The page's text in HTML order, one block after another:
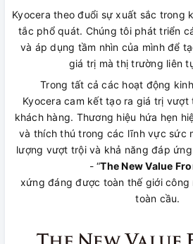
Kyocera theo đuổi sự xuất sắc trong
tắc phổ quát. Chúng tôi phát triển
và áp dụng tầm nhìn của mình để
giá trị mà thị trường liên
Trong tất cả các hoạt động
Kyocera cam kết tạo ra giá trị vượt
khách hàng. Thương hiệu hứa hẹn
và thích thú trong các lĩnh vực sức
lượng vượt trội và khả năng đáp
- “The New Value
xứng đáng được toàn thế giới công
toàn cầu.